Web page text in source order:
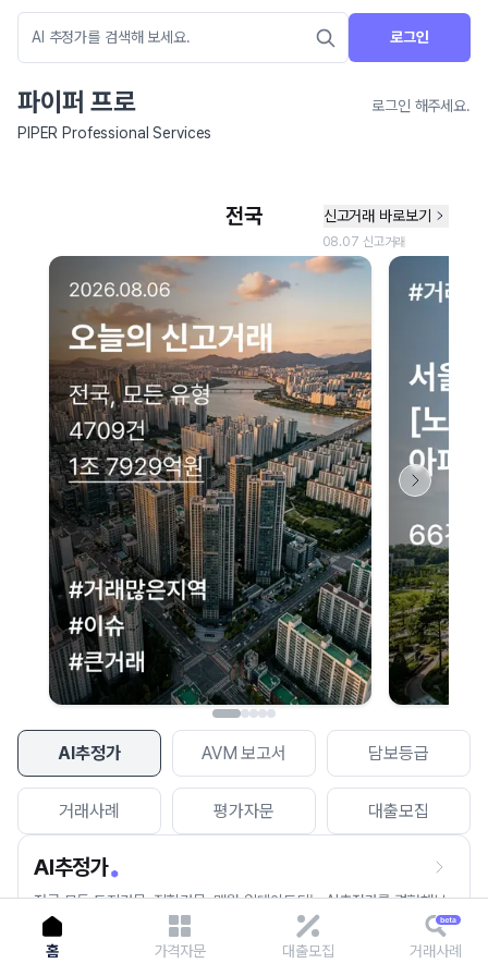
로그인
파이퍼 프로
로그인 해주세요.
PIPER Professional Services
AI추정가 AVM 보고서 담보등급
거래사례 평가자문 대출모집
AI추정가
전국 모든 토지건물, 집합건물, 매월 업데이트되는 AI추정가를 경험해보
세요.
네이버 지도 연결 안내
현재 네이버 지도 연결이 원활하지 않아 지도를 불러올 수 없습니다.
이용에 불편을 드려 죄송합니다.
다시 시도
홈 가격자문 대출모집 거래사례